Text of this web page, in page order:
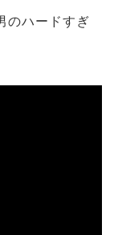
のハードすぎ